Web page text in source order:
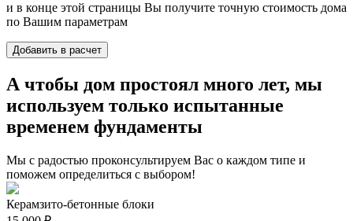
и в конце этой страницы Вы получите точную стоимость дома
по Вашим параметрам
Добавить в расчет
А чтобы дом простоял много лет, мы
используем только испытанные
временем фундаменты
Мы с радостью проконсультируем Вас о каждом типе и
поможем определиться с выбором!
Керамзито-бетонные блоки